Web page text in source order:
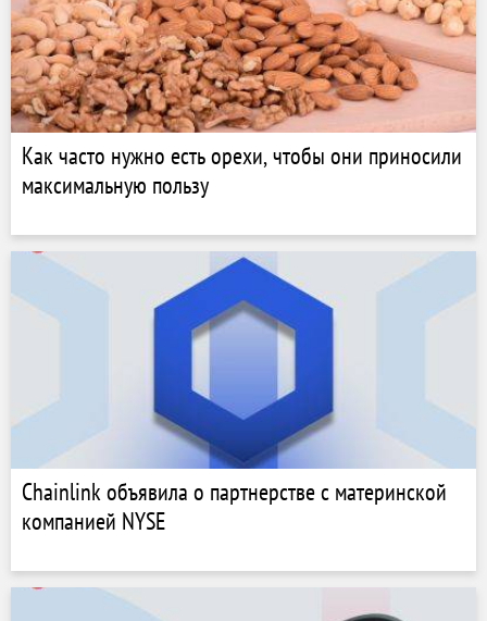
Как часто нужно есть орехи, чтобы они приносили
максимальную пользу
Chainlink объявила о партнерстве с материнской
компанией NYSE